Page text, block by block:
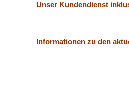
Unser Kundendienst
Informationen zu den